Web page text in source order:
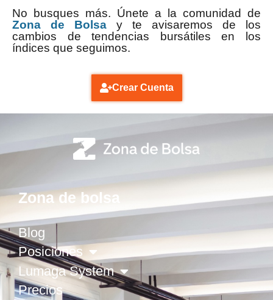
No busques más. Únete a la comunidad de
Zona de Bolsa y te avisaremos de los
cambios de tendencias bursátiles en los
índices que seguimos.
Crear Cuenta
Zona de bolsa
Blog
Posiciones
Lumaga System
Precios